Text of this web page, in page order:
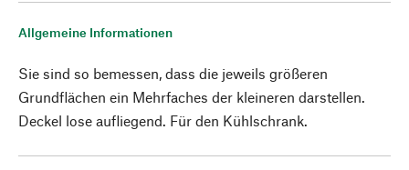
Allgemeine Informationen
Sie sind so bemessen, dass die jeweils größeren
Grundflächen ein Mehrfaches der kleineren darstellen.
Deckel lose aufliegend. Für den Kühlschrank.